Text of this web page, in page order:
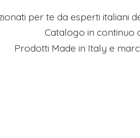
per te da esperti italiani
Catalogo in continuo
Prodotti Made in Italy e